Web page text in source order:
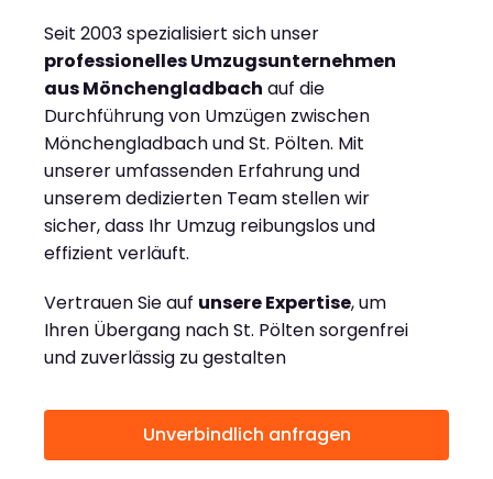
Seit 2003 spezialisiert sich unser
professionelles Umzugsunternehmen
aus Mönchengladbach auf die
Durchführung von Umzügen zwischen
Mönchengladbach und St. Pölten. Mit
unserer umfassenden Erfahrung und
unserem dedizierten Team stellen wir
sicher, dass Ihr Umzug reibungslos und
effizient verläuft.
Vertrauen Sie auf unsere Expertise, um
Ihren Übergang nach St. Pölten sorgenfrei
und zuverlässig zu gestalten
Unverbindlich anfragen